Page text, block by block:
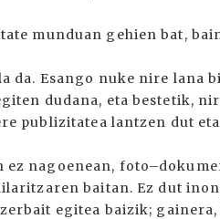
munduan gehien bat,
da. Esango nuke nire lana
dudana, eta bestetik,
publizitatea lantzen dut
ez nagoenean,
baitan. Ez dut
egitea baizik;